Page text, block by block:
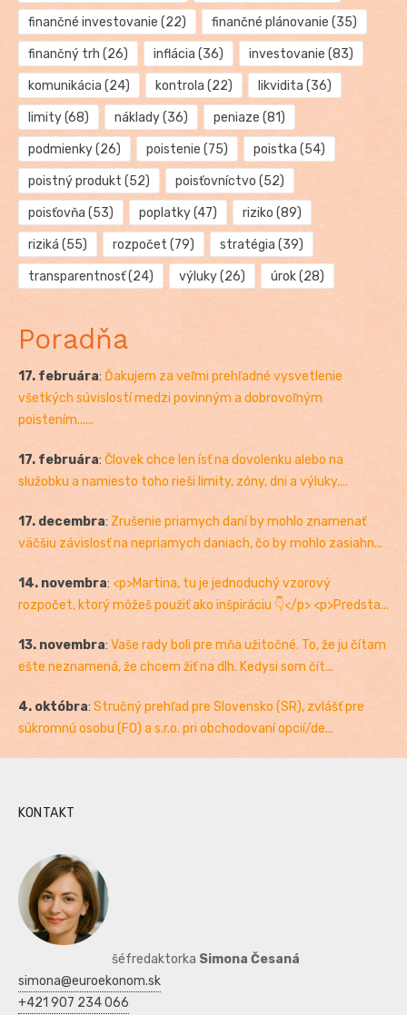
finančné investovanie (22) finančné plánovanie (35)
finančný trh (26) inflácia (36) investovanie (83)
komunikácia (24) kontrola (22) likvidita (36)
limity(68) náklady(36) peniaze (81)
podmienky(26) poistenie (75) poistka (54)
poistný produkt (52) poisťovníctvo (52)
poisťovňa (53) poplatky(47) riziko (89)
riziká (55) rozpočet (79) stratégia (39)
transparentnosť(24) výluky(26) úrok(28)
Poradňa
17. februára: Ďakujem za veľmi prehľadné vysvetlenie
všetkých súvislostí medzi povinným a dobrovoľným
poistením......
17. februára: Človek chce len ísť na dovolenku alebo na
služobku a namiesto toho rieši limity, zóny, dni a výluky....
17. decembra: Zrušenie priamych daní by mohlo znamenať
väčšiu závislosť na nepriamych daniach, čo by mohlo zasiahn...
14. novembra: <p>Martina, tu je jednoduchý vzorový
rozpočet, ktorý môžeš použiť ako inšpiráciu 👇</p> <p>Predsta...
13. novembra: Vaše rady boli pre mňa užitočné. To, že ju čítam
ešte neznamená, že chcem žiť na dlh. Kedysi som čít...
4. októbra: Stručný prehľad pre Slovensko (SR), zvlášť pre
súkromnú osobu (FO) a s.r.o. pri obchodovaní opcií/de...
KONTAKT
šéfredaktorka Simona Česaná
simona@euroekonom.sk
+421 907 234 066